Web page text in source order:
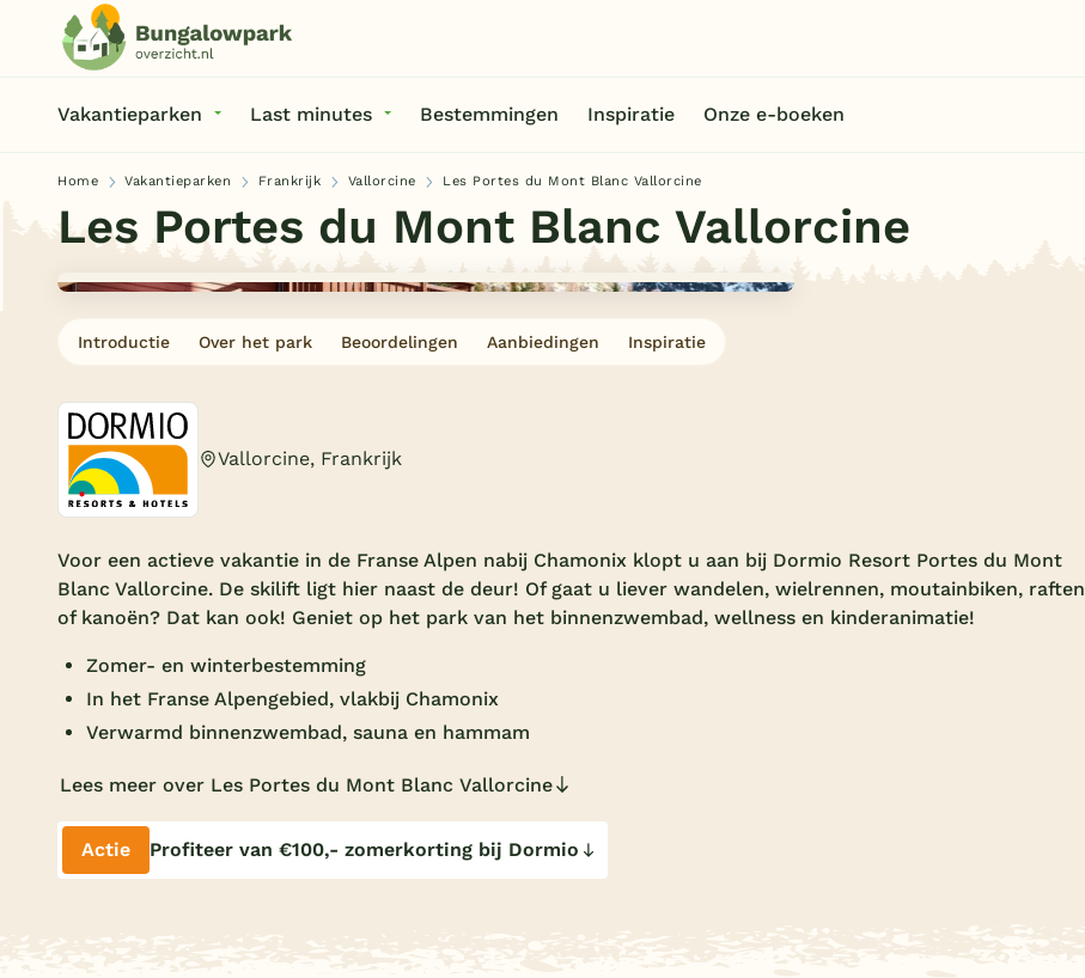
Vakantieparken Last minutes Bestemmingen Inspiratie Onze e-boeken
Home Vakantieparken Frankrijk Vallorcine Les Portes du Mont Blanc Vallorcine
Les Portes du Mont Blanc Vallorcine
Introductie Over het park Beoordelingen Aanbiedingen Inspiratie
Vallorcine, Frankrijk
Voor een actieve vakantie in de Franse Alpen nabij Chamonix klopt u aan bij Dormio Resort Portes du Mont
Blanc Vallorcine. De skilift ligt hier naast de deur! Of gaat u liever wandelen, wielrennen, moutainbiken, raften
of kanoën? Dat kan ook! Geniet op het park van het binnenzwembad, wellness en kinderanimatie!
Zomer- en winterbestemming
In het Franse Alpengebied, vlakbij Chamonix
Verwarmd binnenzwembad, sauna en hammam
Lees meer over Les Portes du Mont Blanc Vallorcine
Actie Profiteer van €100,- zomerkorting bij Dormio